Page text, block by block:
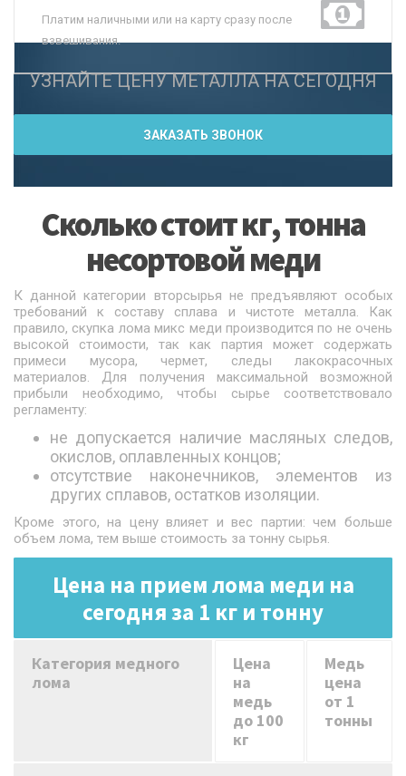
Платим наличными или на карту сразу после
взвешивания.
УЗНАЙТЕ ЦЕНУ МЕТАЛЛА НА СЕГОДНЯ
ЗАКАЗАТЬ ЗВОНОК
Сколько стоит кг, тонна
несортовой меди
К данной категории вторсырья не предъявляют особых
требований к составу сплава и чистоте металла. Как
правило, скупка лома микс меди производится по не очень
высокой стоимости, так как партия может содержать
примеси мусора, чермет, следы лакокрасочных
материалов. Для получения максимальной возможной
прибыли необходимо, чтобы сырье соответствовало
регламенту:
не допускается наличие масляных следов,
окислов, оплавленных концов;
отсутствие наконечников, элементов из
других сплавов, остатков изоляции.
Кроме этого, на цену влияет и вес партии: чем больше
объем лома, тем выше стоимость за тонну сырья.
Цена на прием лома меди на
сегодня за 1 кг и тонну
Категория медного
лома
Цена
на
медь
до 100
кг
Медь
цена
от 1
тонны